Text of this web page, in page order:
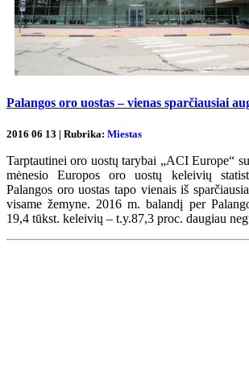
Palangos oro uostas – vienas sparčiausiai
2016 06 13 | Rubrika: Miestas
Tarptautinei oro uostų tarybai „ACI Europe“
mėnesio Europos oro uostų keleivių
Palangos oro uostas tapo vienais iš
visame žemyne. 2016 m. balandį per
19,4 tūkst. keleivių – t.y.87,3 proc. daugiau